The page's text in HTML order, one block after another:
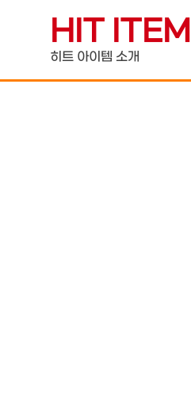
contentHIT ITEM
히트 아이템 소개